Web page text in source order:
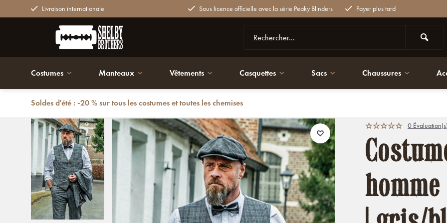
Livraison internationale Sous licence officielle avec la série Peaky Blinders Payer plus tard
Costumes Manteaux Vêtements Casquettes Sacs Chaussures
Soldes d'été : -20 % sur tous les costumes et toutes les chemises
Retour Costume sur mesure pour homme | costume 3 pièces | gris/bleu à carreaux | Charlie Strong | peaky blinders
0 Évaluation(s)